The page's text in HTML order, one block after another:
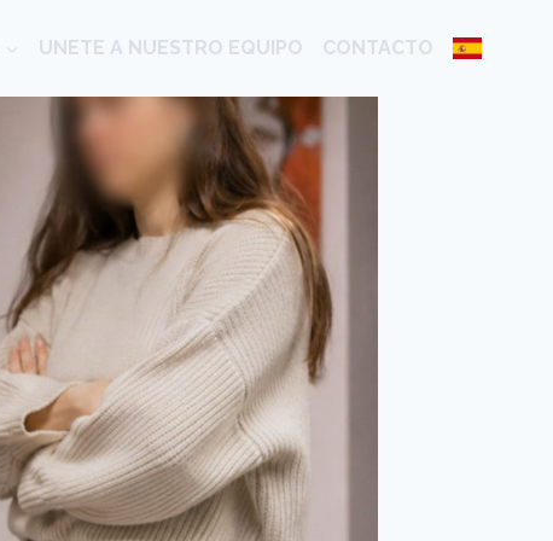
UNETE A NUESTRO EQUIPO CONTACTO